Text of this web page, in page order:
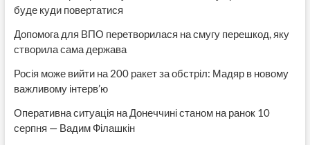
буде куди повертатися
Допомога для ВПО перетворилася на смугу перешкод, яку
створила сама держава
Росія може вийти на 200 ракет за обстріл: Мадяр в новому
важливому інтерв’ю
Оперативна ситуація на Донеччині станом на ранок 10
серпня — Вадим Філашкін